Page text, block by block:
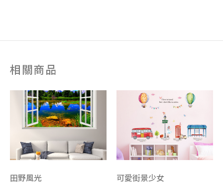
相關商品
田野風光 可愛街景少女